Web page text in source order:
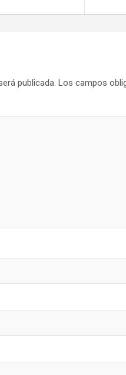
publicada. Los campos